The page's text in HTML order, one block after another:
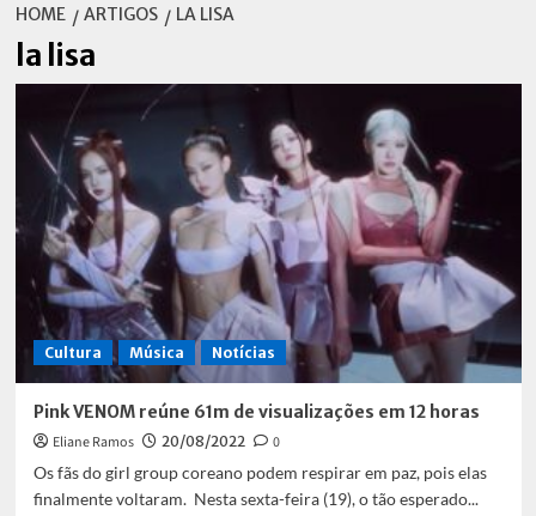
HOME ARTIGOS LA LISA
la lisa
Cultura Música Notícias
Pink VENOM reúne 61m de visualizações em 12 horas
Eliane Ramos 20/08/2022
0
Os fãs do girl group coreano podem respirar em paz, pois elas
finalmente voltaram. Nesta sexta-feira (19), o tão esperado...